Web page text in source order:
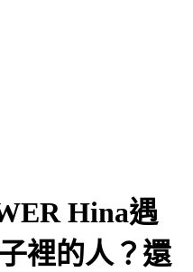
Hina遇
裡的人？還